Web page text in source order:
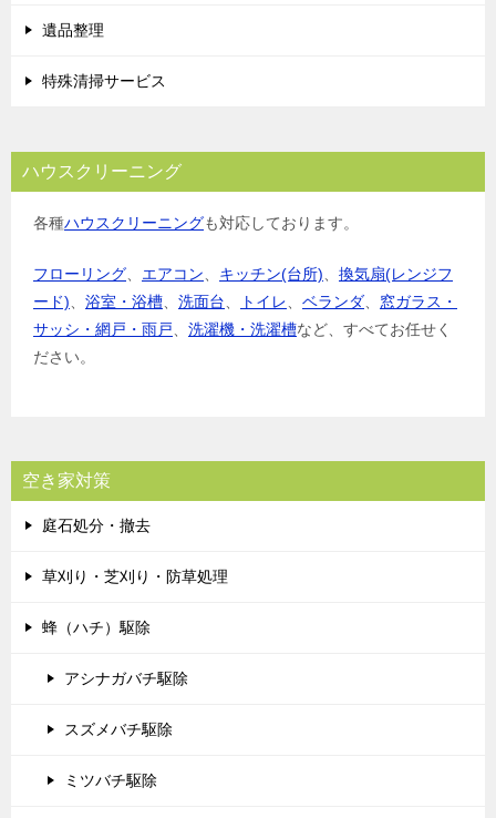
遺品整理
特殊清掃サービス
ハウスクリーニング
各種ハウスクリーニングも対応しております。
フローリング、 エアコン、 キッチン(台所)、 換気扇(レンジフ
ード)、 浴室・浴槽、 洗面台、 トイレ、 ベランダ、 窓ガラス・
サッシ・網戸・雨戸、 洗濯機・洗濯槽など、すべてお任せく
ださい。
空き家対策
庭石処分・撤去
草刈り・芝刈り・防草処理
蜂（ハチ）駆除
アシナガバチ駆除
スズメバチ駆除
ミツバチ駆除